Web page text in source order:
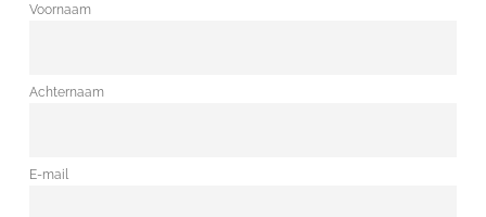
Voornaam
Achternaam
E-mail